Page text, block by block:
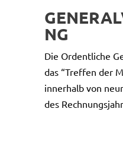
NG
Die Ordentliche
das “Treffen der
innerhalb von
des